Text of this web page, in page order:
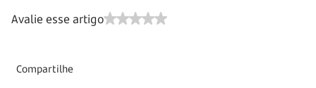
Avalie esse artigo
Compartilhe